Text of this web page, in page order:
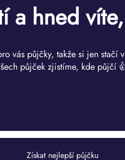
a hned
vás půjčky, takže si jen
půjček zjistíme, kde půjčí
Získat nejlepší půjčku